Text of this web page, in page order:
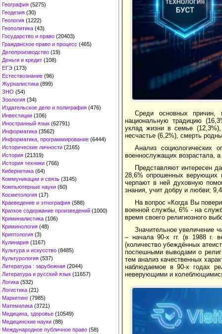
География (5275)
Геодезия (30)
Геология (1222)
Геополитика (43)
Государство и право (20403)
Гражданское право и процесс (465)
Делопроизводство (19)
Деньги и кредит (108)
ЕГЭ (173)
Естествознание (96)
Журналистика (899)
ЗНО (54)
Зоология (34)
Издательское дело и полиграфия (476)
Инвестиции (106)
Иностранный язык (62791)
Информатика (3562)
Информатика, программирование (6444)
Исторические личности (2165)
История (21319)
История техники (766)
Кибернетика (64)
Коммуникации и связь (3145)
Компьютерные науки (60)
Косметология (17)
Краеведение и этнография (588)
Краткое содержание произведений (1000)
Криминалистика (106)
Криминология (48)
Криптология (3)
Кулинария (1167)
Культура и искусство (8485)
Культурология (537)
Литература : зарубежная (2044)
Литература и русский язык (11657)
Логика (532)
Логистика (21)
Маркетинг (7985)
Математика (3721)
Медицина, здоровье (10549)
Медицинские науки (88)
Международное публичное право (58)
Среди основных причин,
национальную традицию
уклад жизни в семье
несчастье (6,2%), смерть
Анализ социологических
военнослужащих возрастала,
Представляют интересен
28,6% опрошенных верующих
черпают в ней духовную
знания, учит добру и любви;
На вопрос «Когда Вы
военной службы, 6% - на
время своего религиозного
Значительное увеличение
– начала 90-х гг. (в 1988 г.
(количество убеждённых
поспешными выводами о
тем анализ качественных
наблюдаемое в 90-х годах
неверующими и